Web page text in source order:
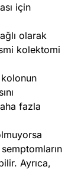
için
olarak
kolektomi
fazla
Ayrıca,